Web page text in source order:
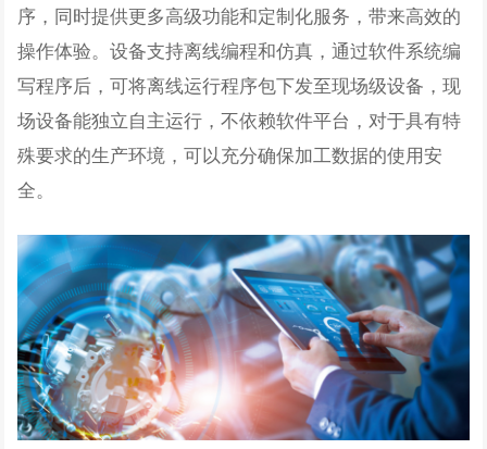
序，同时提供更多高级功能和定制化服务，带来高效的
操作体验。设备支持离线编程和仿真，通过软件系统编
写程序后，可将离线运行程序包下发至现场级设备，现
场设备能独立自主运行，不依赖软件平台，对于具有特
殊要求的生产环境，可以充分确保加工数据的使用安
全。